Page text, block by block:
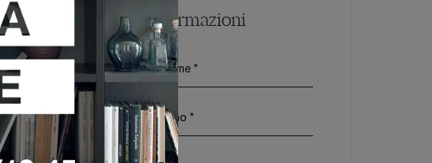
Richiedi Maggiori Informazioni